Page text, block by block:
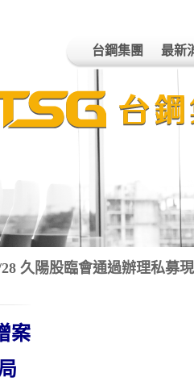
台鋼集團 最新
28 久陽股臨會通過辦理私募
案